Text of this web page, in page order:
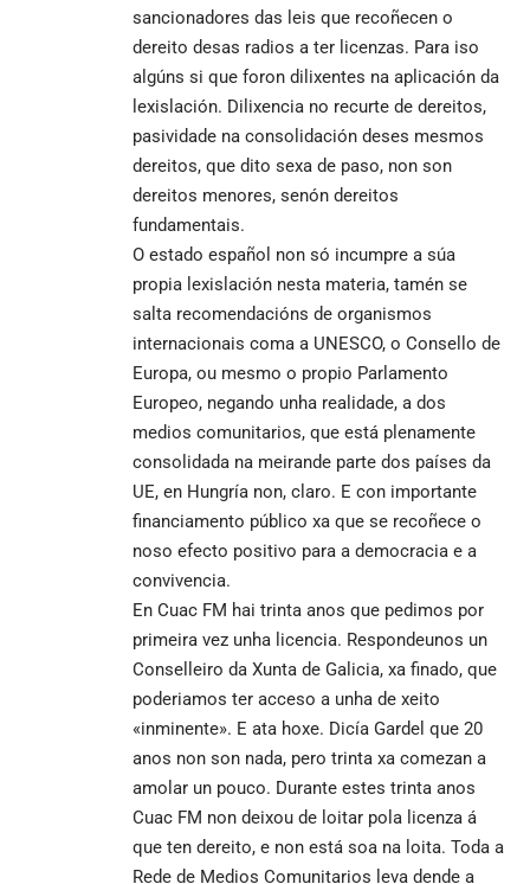
sancionadores das leis que recoñecen o
dereito desas radios a ter licenzas. Para iso
algúns si que foron dilixentes na aplicación da
lexislación. Dilixencia no recurte de dereitos,
pasividade na consolidación deses mesmos
dereitos, que dito sexa de paso, non son
dereitos menores, senón dereitos
fundamentais.
O estado español non só incumpre a súa
propia lexislación nesta materia, tamén se
salta recomendacións de organismos
internacionais coma a UNESCO, o Consello de
Europa, ou mesmo o propio Parlamento
Europeo, negando unha realidade, a dos
medios comunitarios, que está plenamente
consolidada na meirande parte dos países da
UE, en Hungría non, claro. E con importante
financiamento público xa que se recoñece o
noso efecto positivo para a democracia e a
convivencia.
En Cuac FM hai trinta anos que pedimos por
primeira vez unha licencia. Respondeunos un
Conselleiro da Xunta de Galicia, xa finado, que
poderiamos ter acceso a unha de xeito
«inminente». E ata hoxe. Dicía Gardel que 20
anos non son nada, pero trinta xa comezan a
amolar un pouco. Durante estes trinta anos
Cuac FM non deixou de loitar pola licenza á
que ten dereito, e non está soa na loita. Toda a
Rede de Medios Comunitarios leva dende a